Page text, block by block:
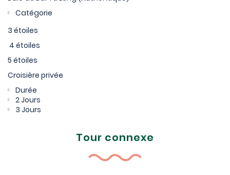
Catégorie
3 étoiles
4 étoiles
5 étoiles
Croisière privée
Durée
2 Jours
3 Jours
Tour connexe